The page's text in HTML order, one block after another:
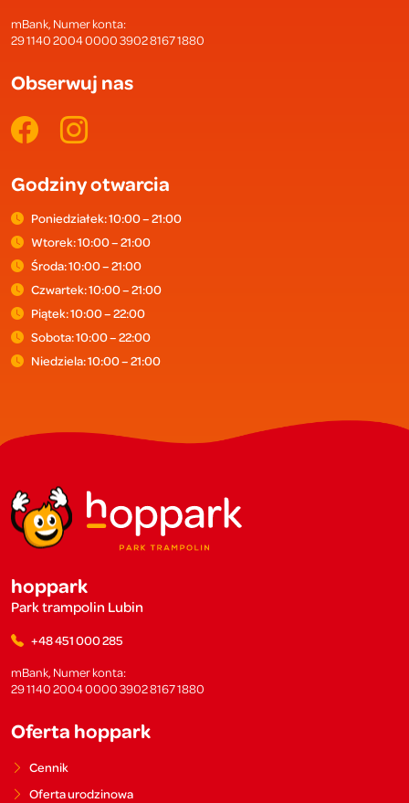
mBank, Numer konta:
29 1140 2004 0000 3902 8167 1880
Obserwuj nas
Godziny otwarcia
Poniedziałek: 10:00 – 21:00
Wtorek: 10:00 – 21:00
Środa: 10:00 – 21:00
Czwartek: 10:00 – 21:00
Piątek: 10:00 – 22:00
Sobota: 10:00 – 22:00
Niedziela: 10:00 – 21:00
hoppark
Park trampolin Lubin
+48 451 000 285
mBank, Numer konta:
29 1140 2004 0000 3902 8167 1880
Oferta hoppark
Cennik
Oferta urodzinowa